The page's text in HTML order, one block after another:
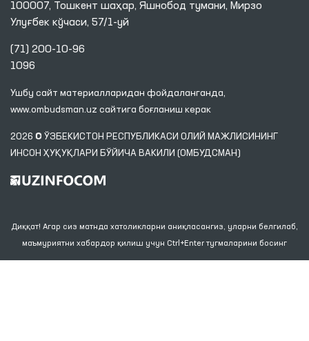
100007, Тошкент шаҳар, Яшнобод тумани, Мирзо
Улуғбек кўчаси, 57/1-уй
(71) 200-10-96
1096
Ушбу сайт материалларидан фойдаланганда,
www.ombudsman.uz сайтига боғланиш керак
2026 © ЎЗБЕКИСТОН РЕСПУБЛИКАСИ ОЛИЙ МАЖЛИСИНИНГ
ИНСОН ҲУҚУҚЛАРИ БЎЙИЧА ВАКИЛИ (ОМБУДСМАН)
Диққат! Агар сиз матнда хатоликларни аниқласангиз, уларни белгилаб,
маъмуриятни хабардор қилиш учун Ctrl+Enter тугмаларини босинг